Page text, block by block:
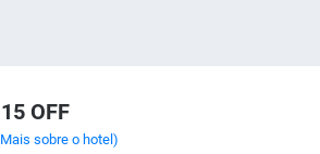
OFF
sobre o hotel)